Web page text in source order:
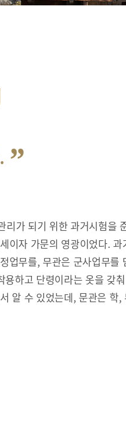
”
리가 되기 위한 과거시험을
이자 가문의 영광이었다. 과
업무를, 무관은 군사업무를
하고 단령이라는 옷을 갖
알 수 있었는데, 문관은 학,